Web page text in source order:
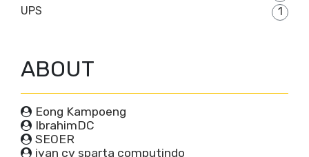
UPS
1
ABOUT
Eong Kampoeng
IbrahimDC
SEOER
iyan cv sparta computindo